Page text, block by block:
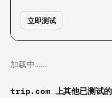
立即测试
加载中……
trip.com 上其他已测试